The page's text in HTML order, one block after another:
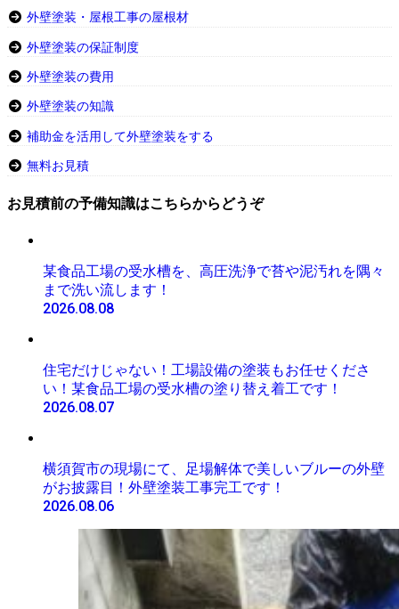
外壁塗装・屋根工事の屋根材
外壁塗装の保証制度
外壁塗装の費用
外壁塗装の知識
補助金を活用して外壁塗装をする
無料お見積
お見積前の予備知識はこちらからどうぞ
某食品工場の受水槽を、高圧洗浄で苔や泥汚れを隅々
まで洗い流します！
2026.08.08
住宅だけじゃない！工場設備の塗装もお任せくださ
い！某食品工場の受水槽の塗り替え着工です！
2026.08.07
横須賀市の現場にて、足場解体で美しいブルーの外壁
がお披露目！外壁塗装工事完工です！
2026.08.06